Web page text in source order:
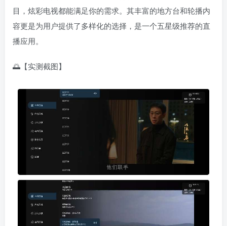
目，炫彩电视都能满足你的需求。其丰富的地方台和轮播内
容更是为用户提供了多样化的选择，是一个五星级推荐的直
播应用。
🌅【实测截图】